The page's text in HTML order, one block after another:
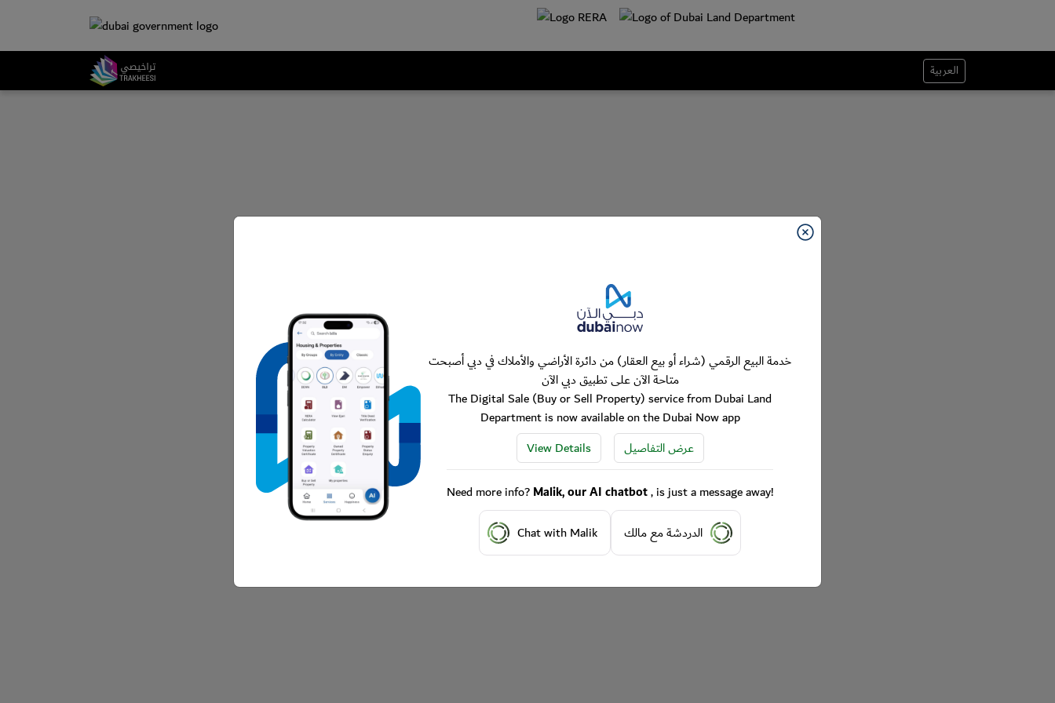
العربية
خدمة البيع الرقمي (شراء أو بيع العقار) من دائرة الأراضي والأملاك في دبي أصبحت
متاحة الآن على تطبيق دبي الآن
The Digital Sale (Buy or Sell Property) service from Dubai Land
Department is now available on the Dubai Now app
View Details
عرض التفاصيل
Need more info?Malik, our AI chatbot, is just a message away!
Chat with Malik
الدردشة مع مالك